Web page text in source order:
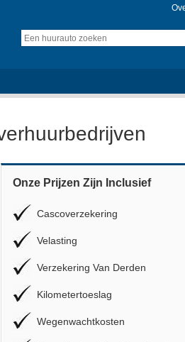
Onze Prijzen Zijn Inclusief
Cascoverzekering
Velasting
Verzekering Van Derden
Kilometertoeslag
Wegenwachtkosten